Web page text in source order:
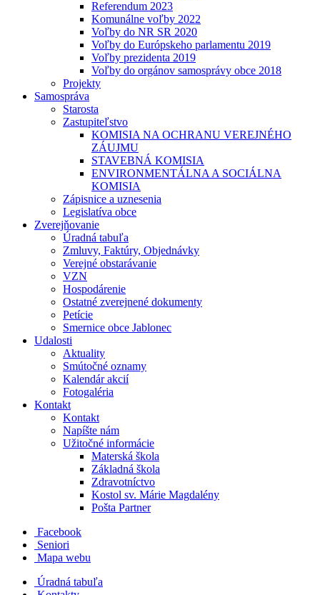
Referendum 2023
Komunálne voľby 2022
Voľby do NR SR 2020
Voľby do Európskeho parlamentu 2019
Voľby prezidenta 2019
Voľby do orgánov samosprávy obce 2018
Projekty
Samospráva
Starosta
Zastupiteľstvo
KOMISIA NA OCHRANU VEREJNÉHO
ZÁUJMU
STAVEBNÁ KOMISIA
ENVIRONMENTÁLNA A SOCIÁLNA
KOMISIA
Zápisnice a uznesenia
Legislatíva obce
Zverejňovanie
Úradná tabuľa
Zmluvy, Faktúry, Objednávky
Verejné obstarávanie
VZN
Hospodárenie
Ostatné zverejnené dokumenty
Petície
Smernice obce Jablonec
Udalosti
Aktuality
Smútočné oznamy
Kalendár akcií
Fotogaléria
Kontakt
Kontakt
Napíšte nám
Užitočné informácie
Materská škola
Základná škola
Zdravotníctvo
Kostol sv. Márie Magdalény
Pošta Partner
Facebook
Seniori
Mapa webu
Úradná tabuľa